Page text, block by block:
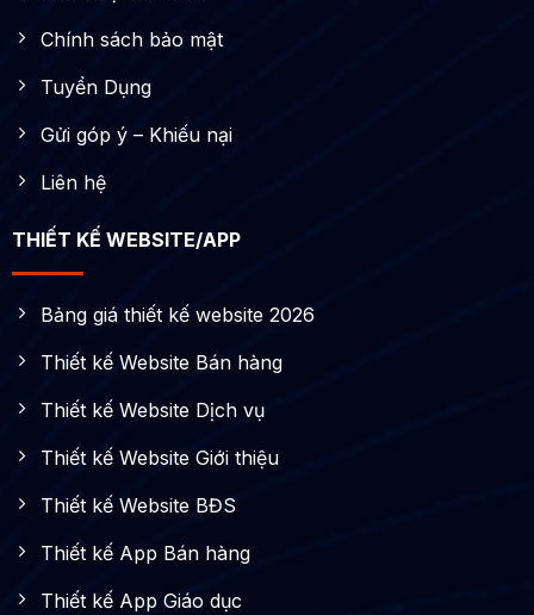
Chính sách bảo mật
Tuyển Dụng
Gửi góp ý – Khiếu nại
Liên hệ
THIẾT KẾ WEBSITE/APP
Bảng giá thiết kế website 2026
Thiết kế Website Bán hàng
Thiết kế Website Dịch vụ
Thiết kế Website Giới thiệu
Thiết kế Website BĐS
Thiết kế App Bán hàng
Thiết kế App Giáo dục